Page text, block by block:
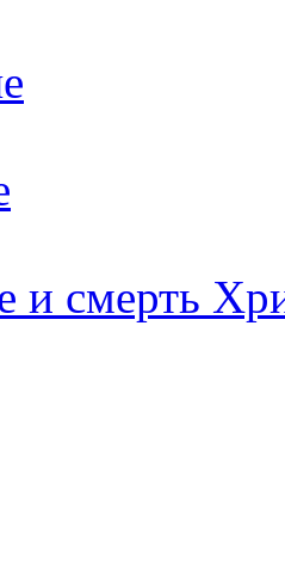
и смерть